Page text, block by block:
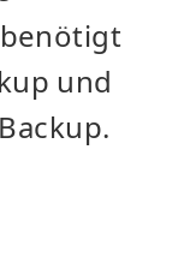
und